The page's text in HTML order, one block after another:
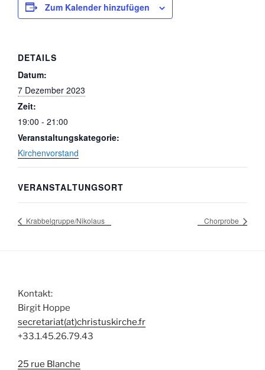
Zum Kalender hinzufügen
DETAILS
Datum:
7 Dezember 2023
Zeit:
19:00 - 21:00
Veranstaltungskategorie:
Kirchenvorstand
VERANSTALTUNGSORT
Krabbelgruppe/Nikolaus Chorprobe
Kontakt:
Birgit Hoppe
secretariat(at)christuskirche.fr
+33.1.45.26.79.43
25 rue Blanche